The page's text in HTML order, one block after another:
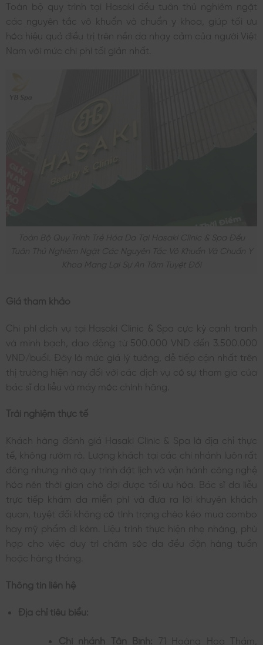
Toàn bộ quy trình tại Hasaki đều tuân thủ nghiêm ngặt
các nguyên tắc vô khuẩn và chuẩn y khoa, giúp tối ưu
hóa hiệu quả điều trị trên nền da nhạy cảm của người Việt
Nam với mức chi phí tối giản nhất.
Toàn Bộ Quy Trình Trẻ Hóa Da Tại Hasaki Clinic & Spa Đều
Tuân Thủ Nghiêm Ngặt Các Nguyên Tắc Vô Khuẩn Và Chuẩn Y
Khoa Mang Lại Sự An Tâm Tuyệt Đối
Giá tham khảo
Chi phí dịch vụ tại Hasaki Clinic & Spa cực kỳ cạnh tranh
và minh bạch, dao động từ 500.000 VND đến 3.500.000
VND/buổi. Đây là mức giá lý tưởng, dễ tiếp cận nhất trên
thị trường hiện nay đối với các dịch vụ có sự tham gia của
bác sĩ da liễu và máy móc chính hãng.
Trải nghiệm thực tế
Khách hàng đánh giá Hasaki Clinic & Spa là địa chỉ thực
tế, không rườm rà. Lượng khách tại các chi nhánh luôn rất
đông nhưng nhờ quy trình đặt lịch và vận hành công nghệ
hóa nên thời gian chờ đợi được tối ưu hóa. Bác sĩ da liễu
trực tiếp khám da miễn phí và đưa ra lời khuyên khách
quan, tuyệt đối không có tình trạng chèo kéo mua combo
hay mỹ phẩm đi kèm. Liệu trình thực hiện nhẹ nhàng, phù
hợp cho việc duy trì chăm sóc da đều đặn hàng tuần
hoặc hàng tháng.
Thông tin liên hệ
Địa chỉ tiêu biểu:
Chi nhánh Tân Bình: 71 Hoàng Hoa Thám,